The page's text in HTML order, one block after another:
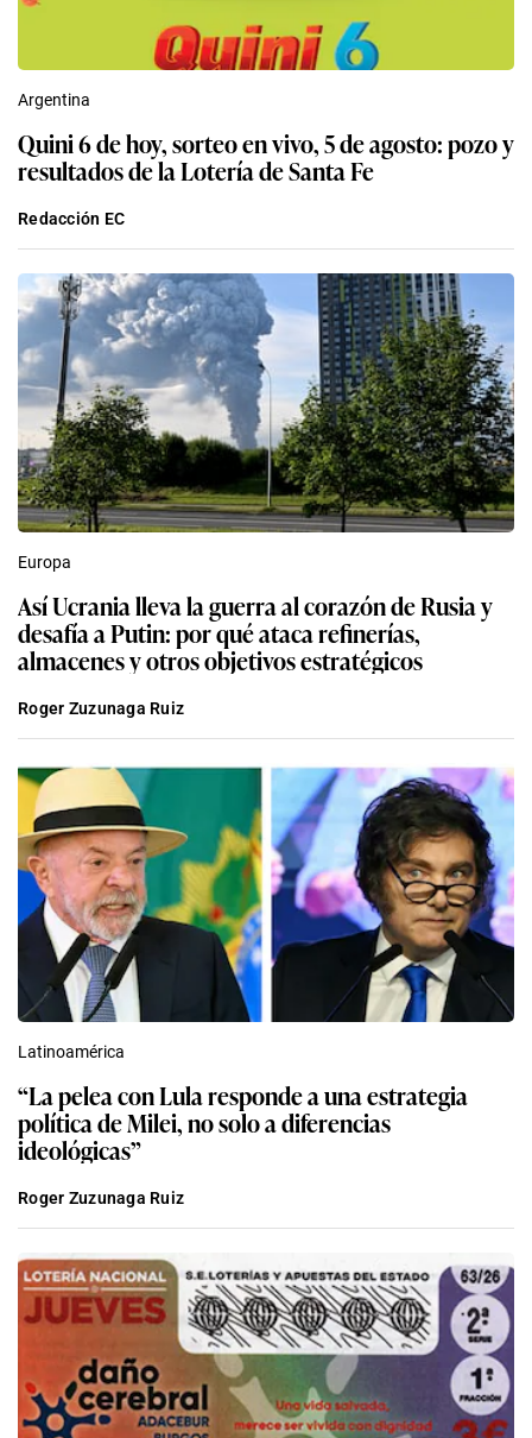
Argentina
Quini 6 de hoy, sorteo en vivo, 5 de agosto: pozo y
resultados de la Lotería de Santa Fe
Redacción EC
Europa
Así Ucrania lleva la guerra al corazón de Rusia y
desafía a Putin: por qué ataca refinerías,
almacenes y otros objetivos estratégicos
Roger Zuzunaga Ruiz
Latinoamérica
“La pelea con Lula responde a una estrategia
política de Milei, no solo a diferencias
ideológicas”
Roger Zuzunaga Ruiz